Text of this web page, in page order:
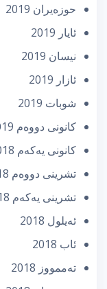
حوزه‌یران 2019
ئایار 2019
نیسان 2019
ئازار 2019
شوبات 2019
كانونی دووه‌م 2019
كانونی یه‌كه‌م 2018
تشرینی دووه‌م 2018
تشرینی یه‌كه‌م 2018
ئه‌یلول 2018
ئاب 2018
تەممووز 2018